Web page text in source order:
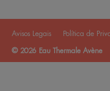
Avisos Legais Política de
© 2026 Eau Thermale Avène